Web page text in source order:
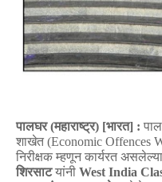
पालघर(महाराष्ट्र) [भारत] :
शाखेत(Economic Offences
निरीक्षक म्हणून कार्यरत असलेल्या
शिरसाट यांनी West India